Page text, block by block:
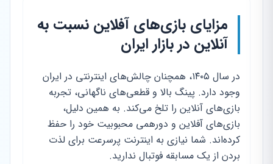
مزایای بازی‌های آفلاین نسبت به
آنلاین در بازار ایران
در سال ۱۴۰۵، همچنان چالش‌های اینترنتی در ایران
وجود دارد. پینگ بالا و قطعی‌های ناگهانی، تجربه
بازی‌های آنلاین را تلخ می‌کند. به همین دلیل،
بازی‌های آفلاین و دورهمی محبوبیت خود را حفظ
کرده‌اند. شما نیازی به اینترنت پرسرعت برای لذت
بردن از یک مسابقه فوتبال ندارید.